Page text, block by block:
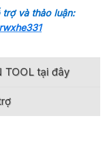
trợ và thảo luận:
TOOL tại đây